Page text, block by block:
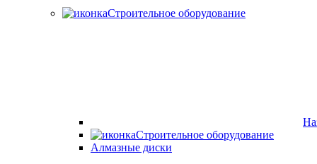
Строительное оборудование
Строительное оборудование
Алмазные диски